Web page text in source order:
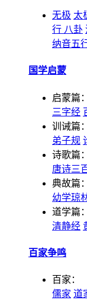
无极 太
行 八卦
纳音五
国学启蒙
启蒙篇：
三字经
训诫篇：
弟子规
诗歌篇：
唐诗三
典故篇：
幼学琼
道学篇：
清静经
百家争鸣
百家：
儒家 道